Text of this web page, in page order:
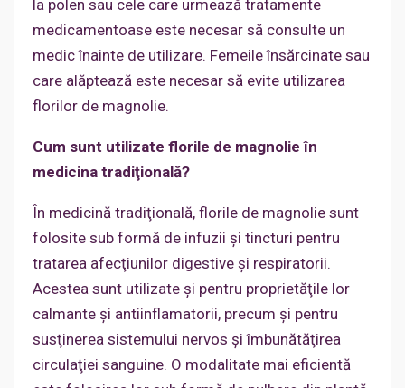
la polen sau cele care urmează tratamente
medicamentoase este necesar să consulte un
medic înainte de utilizare. Femeile însărcinate sau
care alăptează este necesar să evite utilizarea
florilor de magnolie.
Cum sunt utilizate florile de magnolie în
medicina tradiţională?
În medicină tradiţională, florile de magnolie sunt
folosite sub formă de infuzii şi tincturi pentru
tratarea afecţiunilor digestive şi respiratorii.
Acestea sunt utilizate şi pentru proprietăţile lor
calmante şi antiinflamatorii, precum şi pentru
susţinerea sistemului nervos şi îmbunătăţirea
circulaţiei sanguine. O modalitate mai eficientă